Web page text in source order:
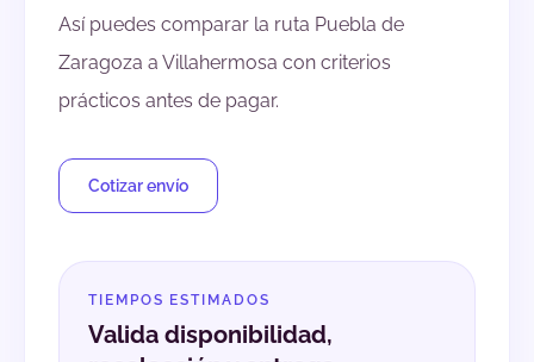
Así puedes comparar la ruta Puebla de
Zaragoza a Villahermosa con criterios
prácticos antes de pagar.
Cotizar envío
TIEMPOS ESTIMADOS
Valida disponibilidad,